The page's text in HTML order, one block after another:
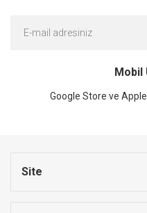
Mobil
Google Store ve
Site